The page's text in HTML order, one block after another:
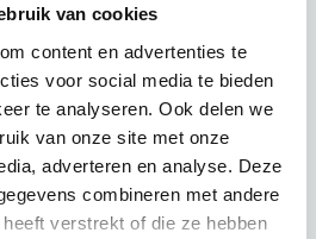
van cookies
content en advertenties te
voor social media te bieden
te analyseren. Ook delen we
van onze site met onze
adverteren en analyse. Deze
combineren met andere
verstrekt of die ze hebben
€375
winkelwagen